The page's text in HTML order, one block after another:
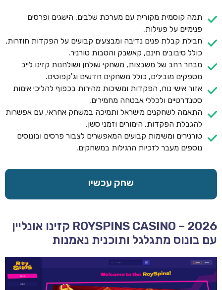
תמה קוסמית מקורית עם מערכת שלבים, הישגים ופרסים
פנימיים על פעילות.
חבילת קבלת פנים נדיבה ומבצעים קבועים על הפקדות חוזרות,
כולל סיבובים חינם, קאשבק והטבות טורניר.
מבחר רחב של משבצות, משחקי שולחן ושולחנות קזינו לייב
מספקים מובילים, כולל משחקים חדשים וג'קפוטים.
אזור אישי נוח, הפקדות ומשיכות מהירות בכפוף להליכי אימות
סטנדרטיים ולכללי אבטחה מחמירים.
התאמה לשחקנים מישראל ותמיכה במשחק אחראי, עם אפשרות
להגבלת הפקדות, הימורים וזמני סשן.
טורנירים ומשימות קבועים המאפשרים לצבור פרסים ובונוסים
נוספים מעבר לזכיות הרגילות במשחקים.
שחק עכשיו
ROYSPINS CASINO – 2026 קזינו אונליין
עם בונוס מתגלגל ותוכנית נאמנות